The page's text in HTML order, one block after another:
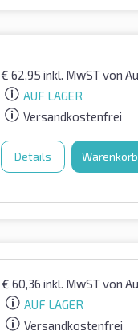
€ 62,95 inkl. MwSTvon
AUF LAGER
Versandkostenfrei
Details Warenkorb
€ 60,36 inkl. MwSTvon
AUF LAGER
Versandkostenfrei